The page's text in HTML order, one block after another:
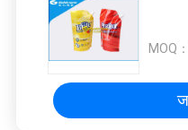
MOQ：